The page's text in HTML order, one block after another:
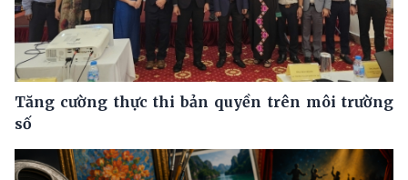
Tăng cường thực thi bản quyền trên môi trường
số